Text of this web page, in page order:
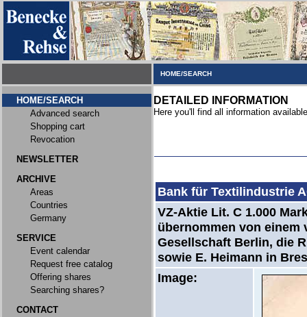
HOME/SEARCH
HOME/SEARCH
Advanced search
Shopping cart
Revocation
NEWSLETTER
ARCHIVE
Areas
Countries
Germany
SERVICE
Event calendar
Request free catalog
Offering shares
Searching shares?
CONTACT
DETAILED INFORMATION
Here you'll find all information
Bank für Textilindustrie
VZ-Aktie Lit. C 1.000
übernommen von
Gesellschaft Berlin, die
sowie E. Heimann in
Image: